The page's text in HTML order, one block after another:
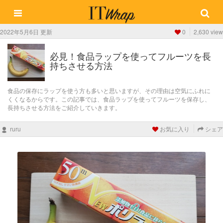
2022年5月6日 更新 0 2,630 view
必見！食品ラップを使ってフルーツを長
持ちさせる方法
食品の保存にラップを使う方も多いと思いますが、その理由は空気にふれに
くくなるからです。この記事では、食品ラップを使ってフルーツを保存し、
長持ちさせる方法をご紹介していきます。
ruru お気に入り シェア